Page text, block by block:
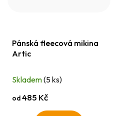
Pánská fleecová mikina
Artic
Skladem(5 ks)
od485 Kč